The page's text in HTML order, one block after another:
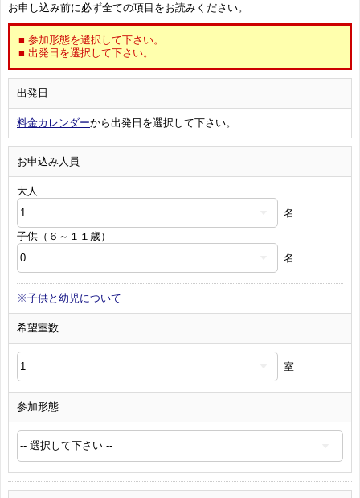
お申し込み前に必ず全ての項目をお読みください。
■ 参加形態を選択して下さい。
■ 出発日を選択して下さい。
出発日
料金カレンダーから出発日を選択して下さい。
お申込み人員
大人
名
子供（６～１１歳）
名
※子供と幼児について
希望室数
室
参加形態